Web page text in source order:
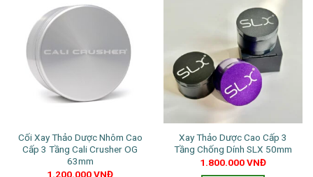
Cối Xay Thảo Dược Nhôm Cao
Cấp 3 Tầng Cali Crusher OG
63mm
1.200.000VNĐ
Xay Thảo Dược Cao Cấp 3
Tầng Chống Dính SLX 50mm
1.800.000VNĐ